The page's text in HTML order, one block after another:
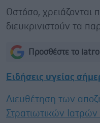
Ωστόσο, χρειάζονται
διευκρινιστούν τα
Προσθέστε το
Ειδήσεις υγείας
Διευθέτηση των
Στρατιωτικών